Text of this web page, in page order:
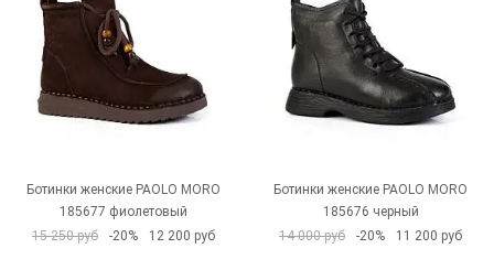
Ботинки женские PAOLO MORO
185677 фиолетовый
15 250 руб
-20% 12 200 руб
Ботинки женские PAOLO MORO
185676 черный
14 000 руб
-20% 11 200 руб